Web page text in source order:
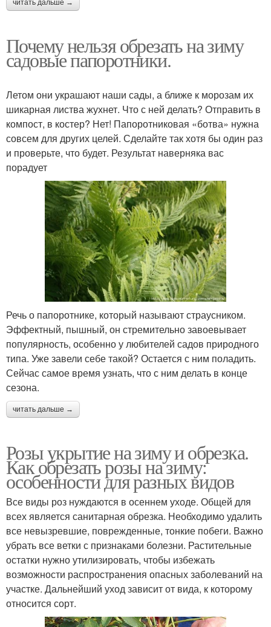
читать дальше →
Почему нельзя обрезать на зиму
садовые папоротники.
Летом они украшают наши сады, а ближе к морозам их
шикарная листва жухнет. Что с ней делать? Отправить в
компост, в костер? Нет! Папоротниковая «ботва» нужна
совсем для других целей. Сделайте так хотя бы один раз
и проверьте, что будет. Результат наверняка вас
порадует
Речь о папоротнике, который называют страусником.
Эффектный, пышный, он стремительно завоевывает
популярность, особенно у любителей садов природного
типа. Уже завели себе такой? Остается с ним поладить.
Сейчас самое время узнать, что с ним делать в конце
сезона.
читать дальше →
Розы укрытие на зиму и обрезка.
Как обрезать розы на зиму:
особенности для разных видов
Все виды роз нуждаются в осеннем уходе. Общей для
всех является санитарная обрезка. Необходимо удалить
все невызревшие, поврежденные, тонкие побеги. Важно
убрать все ветки с признаками болезни. Растительные
остатки нужно утилизировать, чтобы избежать
возможности распространения опасных заболеваний на
участке. Дальнейший уход зависит от вида, к которому
относится сорт.